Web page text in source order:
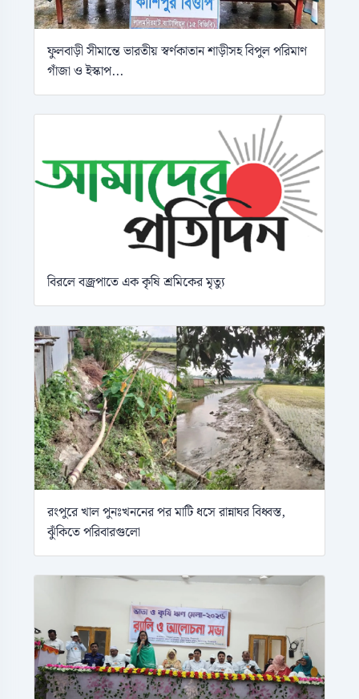
ফুলবাড়ী সীমান্তে ভারতীয় স্বর্ণকাতান শাড়ীসহ বিপুল পরিমাণ
গাঁজা ও ইস্কাপ...
বিরলে বজ্রপাতে এক কৃষি শ্রমিকের মৃত্যু
রংপুরে খাল পুনঃখননের পর মাটি ধসে রান্নাঘর বিধ্বস্ত,
ঝুঁকিতে পরিবারগুলো